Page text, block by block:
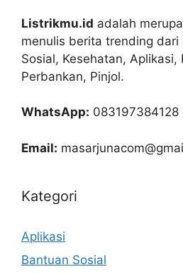
Listrikmu.id adalah
menulis berita trending dari
Sosial, Kesehatan, Aplikasi,
Perbankan, Pinjol.
WhatsApp: 083197384128
Email:
Kategori
Aplikasi
Bantuan Sosial